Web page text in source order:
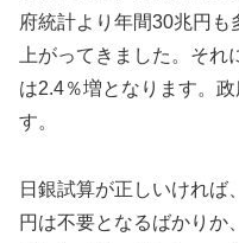
府統計より年間30兆円
上がってきました。そ
は2.4％増となります。
す。
日銀試算が正しいければ
円は不要となるばかりか